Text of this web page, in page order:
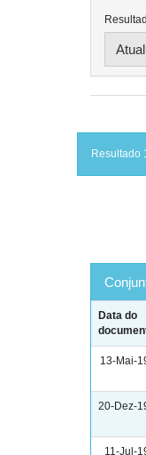
Resultado
Data do
13-Mai-
20-Dez-
11-Jul-